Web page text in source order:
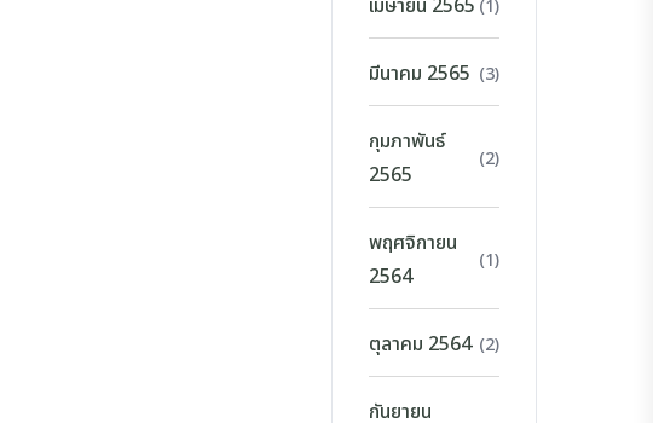
เมษายน 2565 (1)
มีนาคม 2565 (3)
กุมภาพันธ์
2565
(2)
พฤศจิกายน
2564
(1)
ตุลาคม 2564 (2)
กันยายน